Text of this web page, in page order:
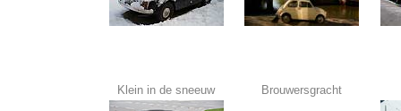
Klein in de sneeuw Brouwersgracht